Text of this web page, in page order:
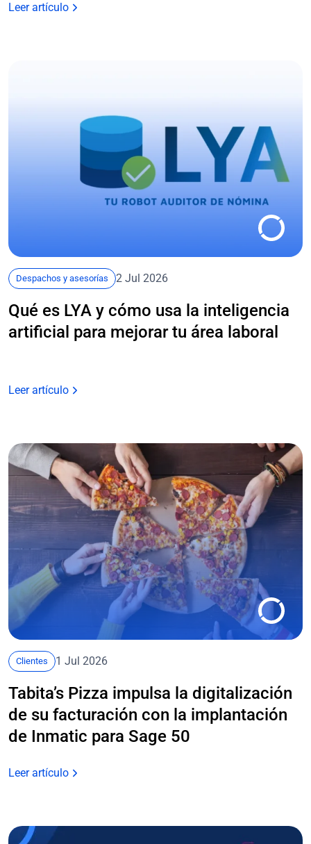
Leer artículo
Despachos y asesorías 2 Jul 2026
Qué es LYA y cómo usa la inteligencia
artificial para mejorar tu área laboral
Leer artículo
Clientes 1 Jul 2026
Tabita’s Pizza impulsa la digitalización
de su facturación con la implantación
de Inmatic para Sage 50
Leer artículo